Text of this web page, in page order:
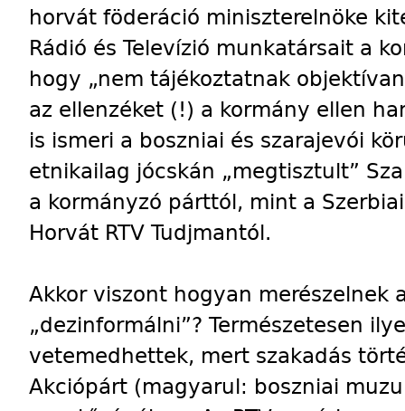
horvát föderáció miniszterelnöke
Rádió és Televízió munkatársait a
hogy „nem tájékoztatnak
az ellenzéket (!) a kormány ellen
is ismeri a boszniai és szarajevói
etnikailag jócskán „megtisztult”
a kormányzó párttól, mint a
Horvát RTV Tudjmantól.
Akkor viszont hogyan merészelnek
„dezinformálni”? Természetesen
vetemedhettek, mert szakadás
Akciópárt (magyarul: boszniai